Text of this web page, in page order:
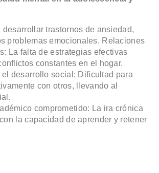
desarrollar trastornos de ansiedad,
problemas emocionales. Relaciones
La falta de estrategias efectivas
constantes en el hogar.
el desarrollo social: Dificultad para
con otros, llevando al
comprometido: La ira crónica
la capacidad de aprender y retener